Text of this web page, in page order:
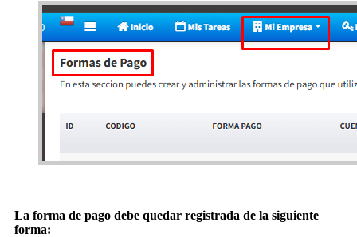
La forma de pago debe quedar registrada de la siguiente
forma: